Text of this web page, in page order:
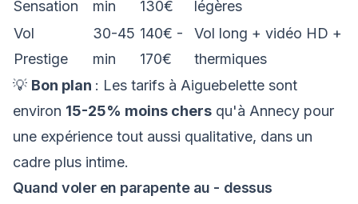
Sensation min 130€
légères
Vol
Prestige
30-45
min
140€ -
170€
Vol long + vidéo HD +
thermiques
💡 Bon plan : Les tarifs à Aiguebelette sont
environ 15-25% moins chers qu'à Annecy pour
une expérience tout aussi qualitative, dans un
cadre plus intime.
Quand voler en parapente au - dessus